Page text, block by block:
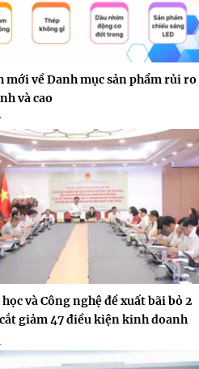
mới về Danh mục sản phẩm rủi ro
và cao
và Công nghệ đề xuất bãi bỏ 2
giảm 47 điều kiện kinh doanh